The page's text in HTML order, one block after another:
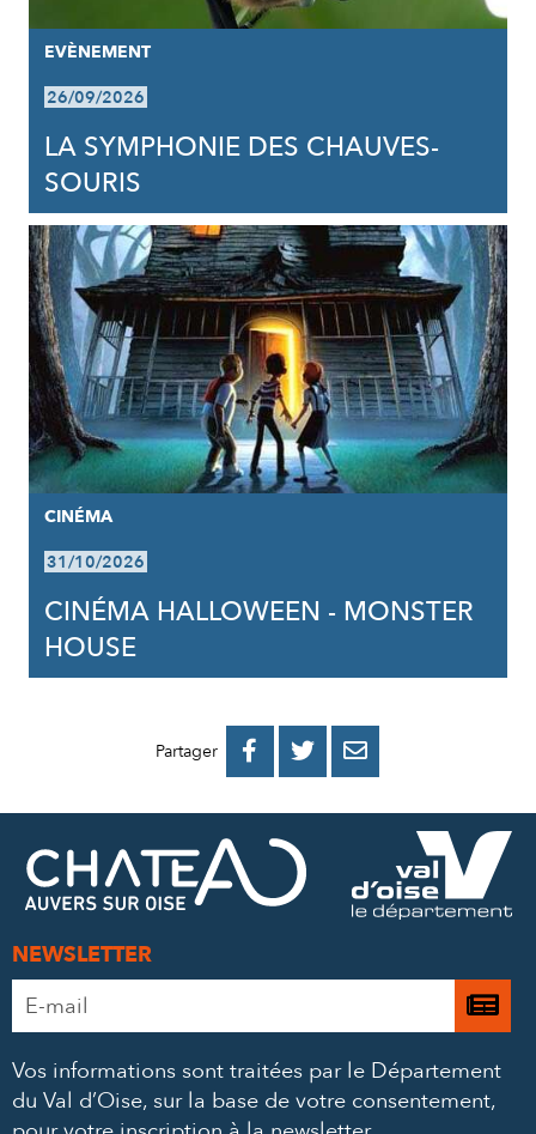
EVÈNEMENT
26/09/2026
LA SYMPHONIE DES CHAUVES-
SOURIS
CINÉMA
31/10/2026
CINÉMA HALLOWEEN - MONSTER
HOUSE
Partager 
PARTAGER
FACEBOOK
PARTAGER
PARTAGER
MAIL
NEWSLETTER
Adresse
e-
*
Je
à
Vos informations sont traitées par le Département
du Val d’Oise, sur la base de votre consentement,